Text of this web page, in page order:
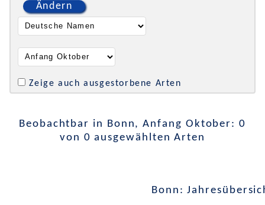
Ändern
Zeige auch ausgestorbene Arten
Beobachtbar in Bonn, Anfang Oktober: 0
von 0 ausgewählten Arten
Bonn: